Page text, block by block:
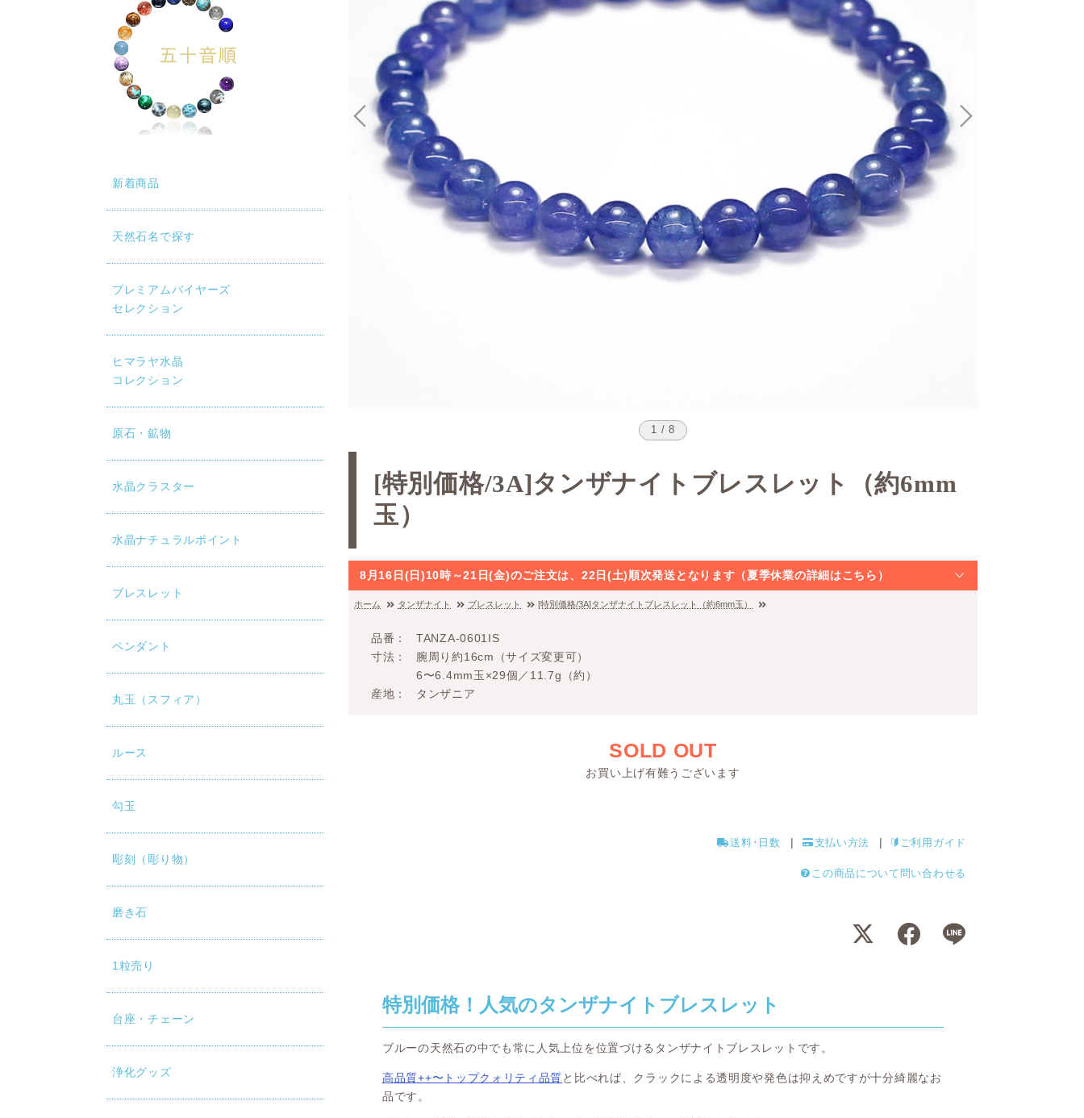
新着商品
天然石名で探す
プレミアムバイヤーズ
セレクション
ヒマラヤ水晶
コレクション
原石・鉱物
水晶クラスター
水晶ナチュラルポイント
ブレスレット
ペンダント
丸玉（スフィア）
ルース
勾玉
彫刻（彫り物）
磨き石
1粒売り
台座・チェーン
浄化グッズ
生時に画質が低い場合は、設定（⚙）から「1080p HD」
1 / 8
[特別価格/3A]タンザナイトブレスレット（約6mm
玉）
8月16日(日)10時～21日(金)のご注文は、22日(土)順次発送となります（夏季休業の詳細はこちら）
ホーム タンザナイト ブレスレット [特別価格/3A]タンザナイトブレスレット（約6mm玉）
品番
TANZA-0601IS
寸法
腕周り約16cm（サイズ変更可）
6〜6.4mm玉×29個／11.7g（約）
産地
タンザニア
SOLD OUT
お買い上げ有難うございます
送料･日数 支払い方法 ご利用ガイド
この商品について問い合わせる
特別価格！人気のタンザナイトブレスレット
ブルーの天然石の中でも常に人気上位を位置づけるタンザナイトブレスレットです。
高品質++〜トップクォリティ品質と比べれば、クラックによる透明度や発色は抑えめですが十分綺麗なお
品です。